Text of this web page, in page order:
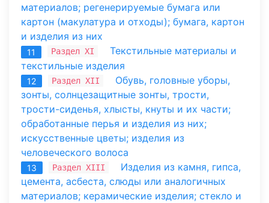
материалов; регенерируемые бумага или
картон (макулатура и отходы); бумага, картон
и изделия из них
11 Раздел XI
Текстильные материалы и
текстильные изделия
12 Раздел XII
Обувь, головные уборы,
зонты, солнцезащитные зонты, трости,
трости-сиденья, хлысты, кнуты и их части;
обработанные перья и изделия из них;
искусственные цветы; изделия из
человеческого волоса
13 Раздел XIII
Изделия из камня, гипса,
цемента, асбеста, слюды или аналогичных
материалов; керамические изделия; стекло и